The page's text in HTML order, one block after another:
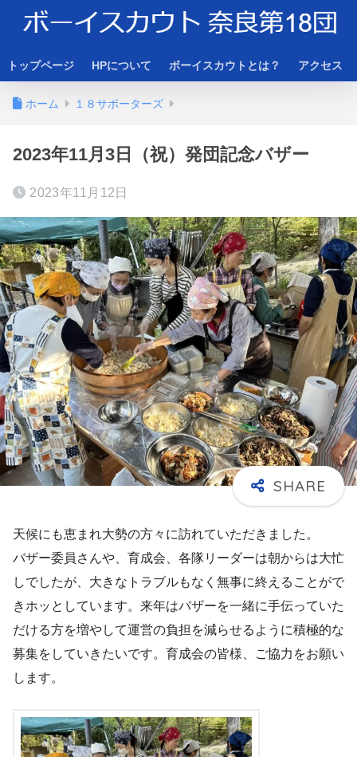
トップページ HPについて ボーイスカウトとは？ アクセス
ホーム １８サポーターズ
2023年11月3日（祝）発団記念バザー
2023年11月12日
天候にも恵まれ大勢の方々に訪れていただきました。
バザー委員さんや、育成会、各隊リーダーは朝からは大忙
しでしたが、大きなトラブルもなく無事に終えることがで
きホッとしています。来年はバザーを一緒に手伝っていた
だける方を増やして運営の負担を減らせるように積極的な
募集をしていきたいです。育成会の皆様、ご協力をお願い
します。